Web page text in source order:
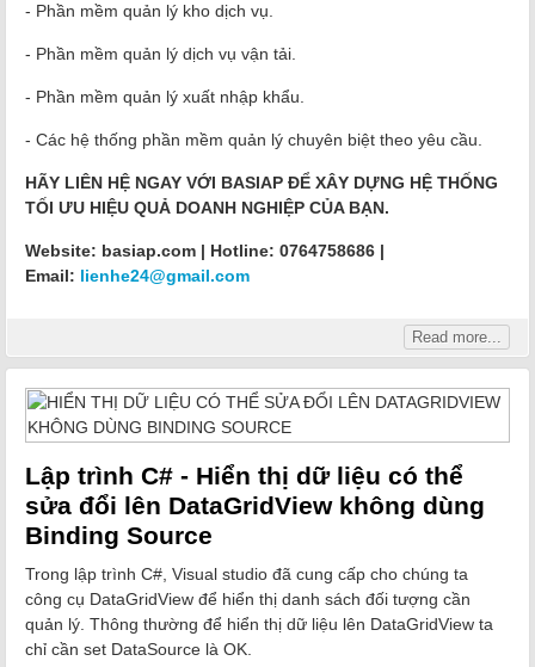
- Phần mềm quản lý kho dịch vụ.
- Phần mềm quản lý dịch vụ vận tải.
- Phần mềm quản lý xuất nhập khẩu.
- Các hệ thống phần mềm quản lý chuyên biệt theo yêu cầu.
HÃY LIÊN HỆ NGAY VỚI BASIAP ĐỂ XÂY DỰNG HỆ THỐNG
TỐI ƯU HIỆU QUẢ DOANH NGHIỆP CỦA BẠN.
Website: basiap.com | Hotline: 0764758686 |
Email: lienhe24@gmail.com
Read more...
Lập trình C# - Hiển thị dữ liệu có thể
sửa đổi lên DataGridView không dùng
Binding Source
Trong lập trình C#, Visual studio đã cung cấp cho chúng ta
công cụ DataGridView để hiển thị danh sách đối tượng cần
quản lý. Thông thường để hiển thị dữ liệu lên DataGridView ta
chỉ cần set DataSource là OK.